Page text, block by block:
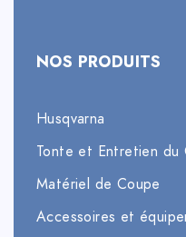
NOS PRODUITS
Husqvarna
Tonte et Entretien du
Matériel de Coupe
Accessoires et